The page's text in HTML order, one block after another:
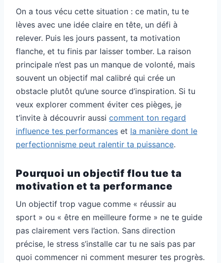
On a tous vécu cette situation : ce matin, tu te
lèves avec une idée claire en tête, un défi à
relever. Puis les jours passent, ta motivation
flanche, et tu finis par laisser tomber. La raison
principale n’est pas un manque de volonté, mais
souvent un objectif mal calibré qui crée un
obstacle plutôt qu’une source d’inspiration. Si tu
veux explorer comment éviter ces pièges, je
t’invite à découvrir aussi comment ton regard
influence tes performances et la manière dont le
perfectionnisme peut ralentir ta puissance.
Pourquoi un objectif flou tue ta
motivation et ta performance
Un objectif trop vague comme « réussir au
sport » ou « être en meilleure forme » ne te guide
pas clairement vers l’action. Sans direction
précise, le stress s’installe car tu ne sais pas par
quoi commencer ni comment mesurer tes progrès.